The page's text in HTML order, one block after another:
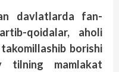
davlatlarda fan-
qoidalar, aholi
borishi
mamlakat